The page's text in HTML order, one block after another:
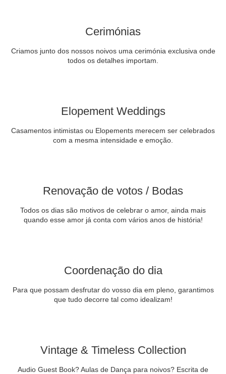
Cerimónias
Criamos junto dos nossos noivos uma cerimónia exclusiva onde
todos os detalhes importam.
Elopement Weddings
Casamentos intimistas ou Elopements merecem ser celebrados
com a mesma intensidade e emoção.
Renovação de votos / Bodas
Todos os dias são motivos de celebrar o amor, ainda mais
quando esse amor já conta com vários anos de história!
Coordenação do dia
Para que possam desfrutar do vosso dia em pleno, garantimos
que tudo decorre tal como idealizam!
Vintage & Timeless Collection
Audio Guest Book? Aulas de Dança para noivos? Escrita de